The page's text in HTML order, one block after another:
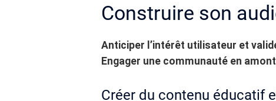
Construire son
Anticiper l’intérêt utilisateur et
Engager une communauté en
Créer du contenu éducatif